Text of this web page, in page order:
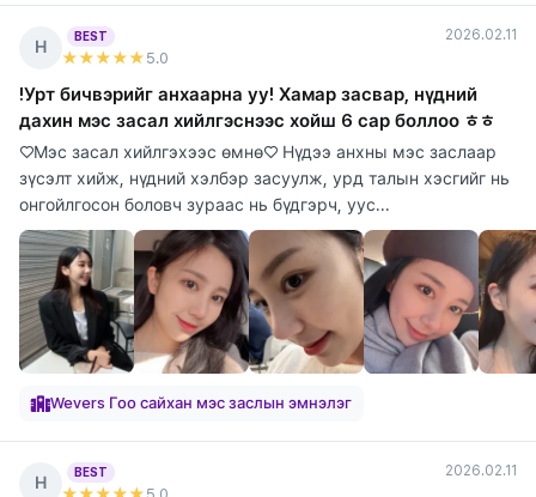
Н
BEST
★★★★★ 5.0
2026.02.11
!Урт бичвэрийг анхаарна уу! Хамар засвар, нүдний
дахин мэс засал хийлгэснээс хойш 6 сар боллоо ㅎㅎ
♡Мэс засал хийлгэхээс өмнө♡ Нүдээ анхны мэс заслаар
зүсэлт хийж, нүдний хэлбэр засуулж, урд талын хэсгийг нь
онгойлгосон боловч зураас нь бүдгэрч, уус...
Wevers Гоо сайхан мэс заслын эмнэлэг
Н
BEST 2026.02.11